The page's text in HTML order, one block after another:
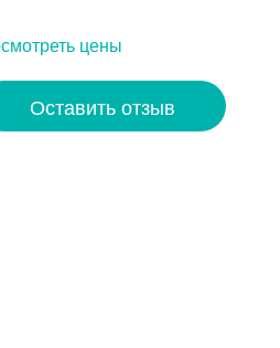
цены
Оставить отзыв